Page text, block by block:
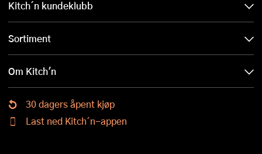
Kitch´n kundeklubb
Sortiment
Om Kitch'n
30 dagers åpent kjøp
Last ned Kitch´n-appen